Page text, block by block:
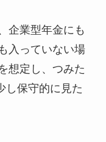
企業型年金にも
入っていない場
想定し、つみた
し保守的に見た